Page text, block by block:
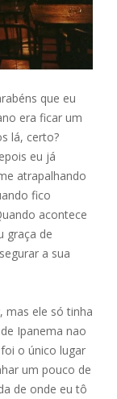
que eu
era ficar um
lá, certo?
eu já
atrapalhando
fico
acontece
graça de
a sua
mas ele só tinha
Ipanema nao
o único lugar
um pouco de
de onde eu tô